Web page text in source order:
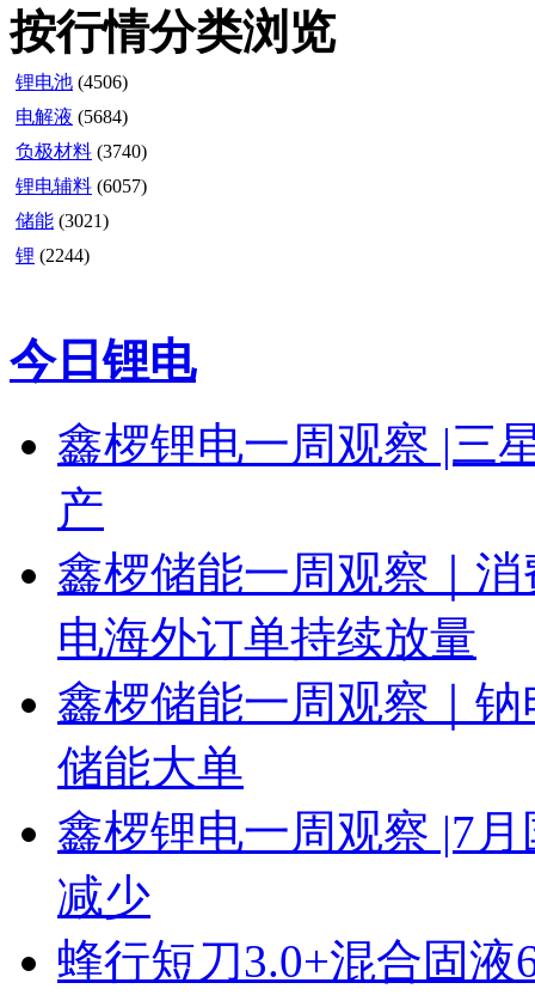
按行情分类浏览
锂电池 (4506)
电解液 (5684)
负极材料 (3740)
锂电辅料 (6057)
储能 (3021)
锂 (2244)
今日锂电
鑫椤锂电一周观察 |三
产
鑫椤储能一周观察｜
电海外订单持续放量
鑫椤储能一周观察｜
储能大单
鑫椤锂电一周观察 |7
减少
蜂行短刀3.0+混合固